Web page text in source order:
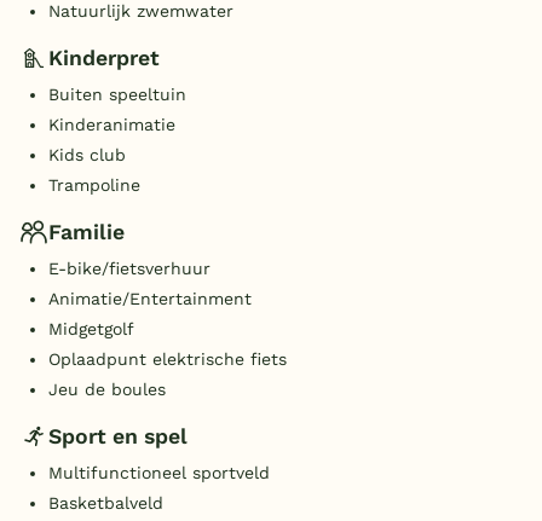
Natuurlijk zwemwater
Kinderpret
Buiten speeltuin
Kinderanimatie
Kids club
Trampoline
Familie
E-bike/fietsverhuur
Animatie/Entertainment
Midgetgolf
Oplaadpunt elektrische fiets
Jeu de boules
Sport en spel
Multifunctioneel sportveld
Basketbalveld